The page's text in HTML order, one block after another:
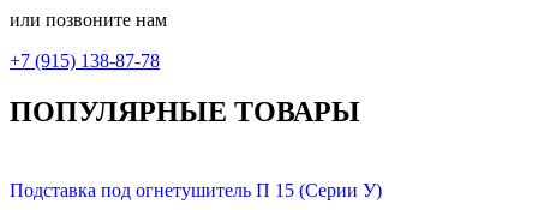
или позвоните нам
+7 (915) 138-87-78
ПОПУЛЯРНЫЕ ТОВАРЫ
Подставка под огнетушитель П 15 (Серии У)